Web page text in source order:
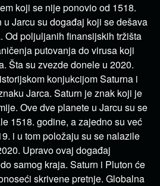
koji se nije ponovio od 1518.
Jarcu su događaj koji se dešava
Od poljuljanih finansijskih tržišta
putovanja do virusa koji
Šta su zvezde donele u 2020.
konjukcijom Saturna i
Jarca. Saturn je znak koji je
Ove dve planete u Jarcu su se
1518. godine, a zajedno su već
i u tom položaju su se nalazile
Upravo ovaj događaj
samog kraja. Saturn i Pluton će
skrivene pretnje. Globalna